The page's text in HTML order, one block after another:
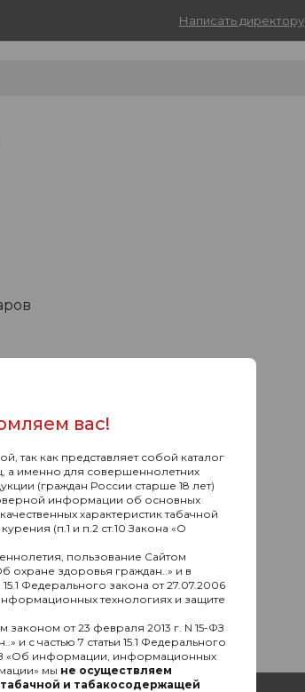
Написать директору
вас!
так как представляет собой каталог
а именно для совершеннолетних
(граждан России старше 18 лет)
информации об основных
характеристик табачной
(п.1 и п.2 ст.10 Закона «О
пользование Сайтом
здоровья граждан..» и в
15.1 Федерального закона от 27.07.2006
технологиях и защите
законом от 23 февраля 2013 г. N 15-ФЗ
и с частью 7 статьи 15.1 Федерального
«Об информации, информационных
мы не осуществляем
и табакосодержащей